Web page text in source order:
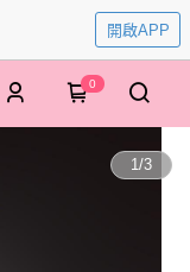
開啟APP
0
1/3